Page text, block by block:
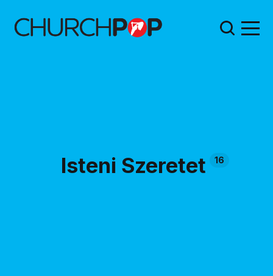
Isteni Szeretet 16